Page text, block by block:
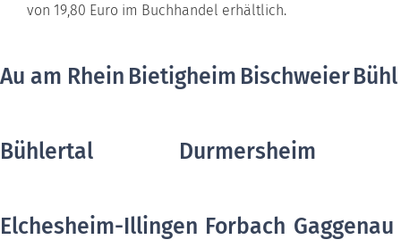
von 19,80 Euro im Buchhandel erhältlich.
Au am Rhein Bietigheim BischweierBühl
Bühlertal Durmersheim
Elchesheim-Illingen Forbach Gaggenau